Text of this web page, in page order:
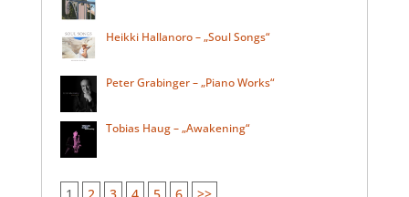
Heikki Hallanoro – „Soul Songs“
Peter Grabinger – „Piano Works“
Tobias Haug – „Awakening“